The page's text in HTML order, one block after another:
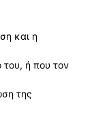
και η
του, ή που τον
της